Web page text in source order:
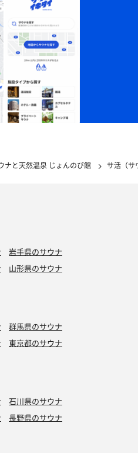
ナと天然温泉 じょんのび館 サ活（サ
岩手県のサウナ
山形県のサウナ
群馬県のサウナ
東京都のサウナ
石川県のサウナ
長野県のサウナ